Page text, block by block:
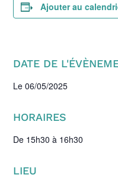
Ajouter au
DATE DE
Le 06/05/2025
HORAIRES
De 15h30 à 16h30
LIEU